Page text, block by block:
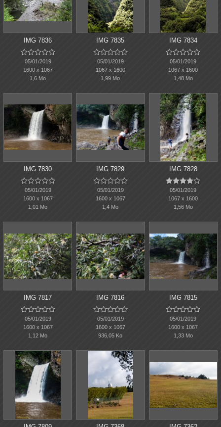
IMG 7836

05/01/2019
1600 x 1067
1,6 Mo
IMG 7835

05/01/2019
1067 x 1600
1,99 Mo
IMG 7834

05/01/2019
1067 x 1600
1,48 Mo
IMG 7830

05/01/2019
1600 x 1067
1,01 Mo
IMG 7829

05/01/2019
1600 x 1067
1,4 Mo
IMG 7828

05/01/2019
1067 x 1600
1,56 Mo
IMG 7817

05/01/2019
1600 x 1067
1,12 Mo
IMG 7816

05/01/2019
1600 x 1067
936,05 Ko
IMG 7815

05/01/2019
1600 x 1067
1,33 Mo